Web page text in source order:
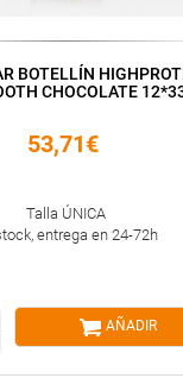
BOTELLÍN
CHOCOLATE
53,71€
Talla ÚNICA
entrega en 24-72h
AÑADIR